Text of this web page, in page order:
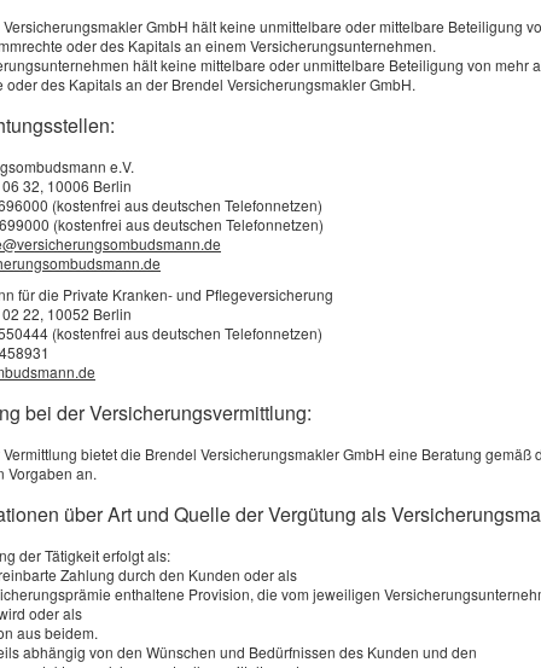
HANDYNUMMER (Whats-App)
wir eine neue Handynummer fürWhats-App
Wunsch
am besten erreichbar: Sie wünschen:
GmbH hält keine unmittelbare oder mittelbare Beteiligung
oder des Kapitals an einem Versicherungsunternehmen.
hält keine mittelbare oder unmittelbare Beteiligung von mehr
oder des Kapitals an der Brendel Versicherungsmakler GmbH.
e.V.
32, 10006 Berlin
(kostenfrei aus deutschen Telefonnetzen)
(kostenfrei aus deutschen Telefonnetzen)
für die Private Kranken- und Pflegeversicherung
22, 10052 Berlin
(kostenfrei aus deutschen Telefonnetzen)
bei der Versicherungsvermittlung:
Vermittlung bietet die Brendel Versicherungsmakler GmbH eine Beratung gemäß
Vorgaben an.
über Art und Quelle der Vergütung als
der Tätigkeit erfolgt als:
Zahlung durch den Kunden oder als
enthaltene Provision, die vom jeweiligen
oder als
aus beidem.
abhängig von den Wünschen und Bedürfnissen des Kunden und den